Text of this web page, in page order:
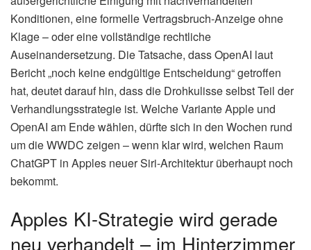
Konditionen, eine formelle Vertragsbruch-Anzeige ohne
Klage – oder eine vollständige rechtliche
Auseinandersetzung. Die Tatsache, dass OpenAI laut
Bericht „noch keine endgültige Entscheidung“ getroffen
hat, deutet darauf hin, dass die Drohkulisse selbst Teil der
Verhandlungsstrategie ist. Welche Variante Apple und
OpenAI am Ende wählen, dürfte sich in den Wochen rund
um die WWDC zeigen – wenn klar wird, welchen Raum
ChatGPT in Apples neuer Siri-Architektur überhaupt noch
bekommt.
Apples KI-Strategie wird gerade
neu verhandelt – im Hinterzimmer